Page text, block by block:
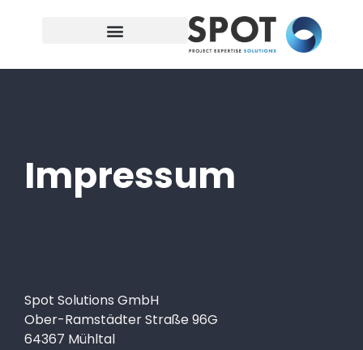
Impressum
Spot Solutions GmbH
Ober-Ramstädter Straße 96G
64367 Mühltal